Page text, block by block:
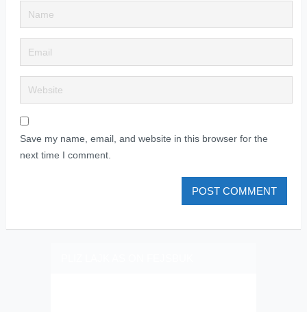
Save my name, email, and website in this browser for the
next time I comment.